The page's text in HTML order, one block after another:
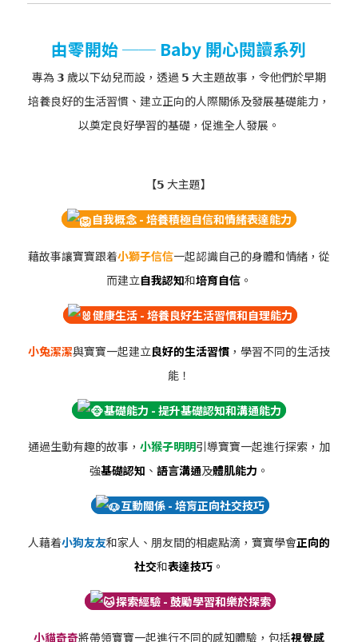
由零開始 ── Baby 開心閱讀系列
專為 𝟯 歲以下幼兒而設，透過 𝟱 大主題故事，令他們於早期
培養良好的生活習慣、建立正向的人際關係及發展基礎能力，
以奠定良好學習的基礎，促進全人發展。
【𝟱 大主題】
自我概念 - 培養積極自信和情緒表達能力
藉故事讓寶寶跟着小獅子信信一起認識自己的身體和情緒，從
而建立自我認知和培育自信。
健康生活 - 培養良好生活習慣和自理能力
小兔潔潔與寶寶一起建立良好的生活習慣，學習不同的生活技
能！
基礎能力 - 提升基礎認知和溝通能力
通過生動有趣的故事， 小猴子明明引導寶寶一起進行探索，加
強基礎認知 、 語言溝通及體肌能力 。
互動關係 - 培肓正向社交技巧
人藉着小狗友友和家人、朋友間的相處點滴，寶寶學會正向的
社交和表達技巧。
探索經驗 - 鼓勵學習和樂於探索
小貓奇奇將帶領寶寶一起進行不同的感知體驗，包括視覺感